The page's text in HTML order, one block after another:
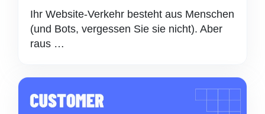
Ihr Website-Verkehr besteht aus Menschen
(und Bots, vergessen Sie sie nicht). Aber
raus …